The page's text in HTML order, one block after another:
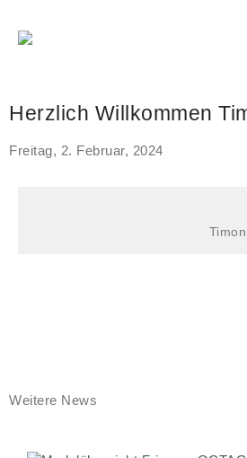
Herzlich Willkommen
Freitag, 2. Februar, 2024
Weitere News